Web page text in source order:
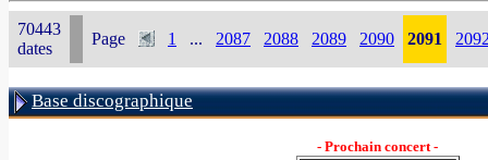
70443
dates
Page 1 ... 2087 2088 2089 2090 2091
Base discographique
- Prochain concert -